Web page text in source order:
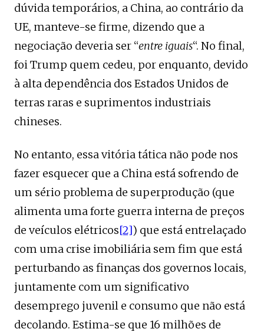
dúvida temporários, a China, ao contrário da
UE, manteve-se firme, dizendo que a
negociação deveria ser “entre iguais“. No final,
foi Trump quem cedeu, por enquanto, devido
à alta dependência dos Estados Unidos de
terras raras e suprimentos industriais
chineses.
No entanto, essa vitória tática não pode nos
fazer esquecer que a China está sofrendo de
um sério problema de superprodução (que
alimenta uma forte guerra interna de preços
de veículos elétricos[2]) que está entrelaçado
com uma crise imobiliária sem fim que está
perturbando as finanças dos governos locais,
juntamente com um significativo
desemprego juvenil e consumo que não está
decolando. Estima-se que 16 milhões de